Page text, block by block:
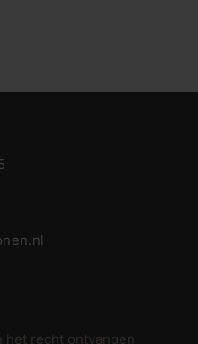
het recht ontvangen